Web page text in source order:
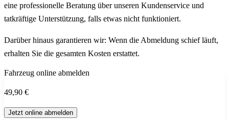
eine professionelle Beratung über unseren Kundenservice und
tatkräftige Unterstützung, falls etwas nicht funktioniert.
Darüber hinaus garantieren wir: Wenn die Abmeldung schief läuft,
erhalten Sie die gesamten Kosten erstattet.
Fahrzeug online abmelden
49,90 €
Jetzt online abmelden